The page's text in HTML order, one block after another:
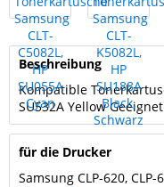
Beschreibung
Kompatible
SU532A Yellow
für die Drucker
Samsung CLP-620, CLP-